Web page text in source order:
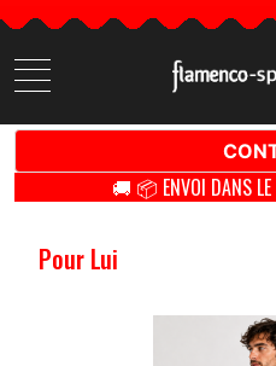
Cherchez
des
🚚 📦 ENVOI DANS
Pour Lui